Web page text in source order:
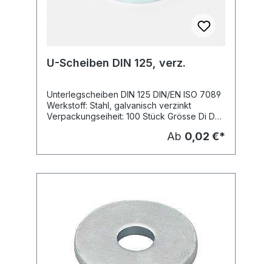
U-Scheiben DIN 125, verz.
Unterlegscheiben DIN 125 DIN/EN ISO 7089
Werkstoff: Stahl, galvanisch verzinkt
Verpackungseiheit: 100 Stück Grösse Di Da
Ab 0,02 €*